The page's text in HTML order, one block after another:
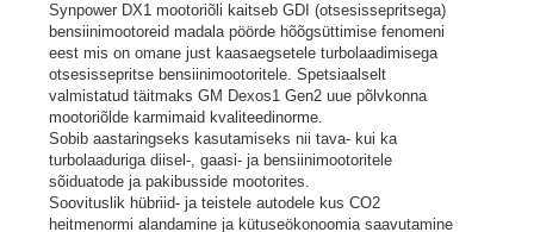
Synpower DX1 mootoriõli kaitseb GDI (otsesissepritsega)
bensiinimootoreid madala pöörde hõõgsüttimise fenomeni
eest mis on omane just kaasaegsetele turbolaadimisega
otsesissepritse bensiinimootoritele. Spetsiaalselt
valmistatud täitmaks GM Dexos1 Gen2 uue põlvkonna
mootoriõlde karmimaid kvaliteedinorme.
Sobib aastaringseks kasutamiseks nii tava- kui ka
turbolaaduriga diisel-, gaasi- ja bensiinimootoritele
sõiduatode ja pakibusside mootorites.
Soovituslik hübriid- ja teistele autodele kus CO2
heitmenormi alandamine ja kütuseökonoomia saavutamine